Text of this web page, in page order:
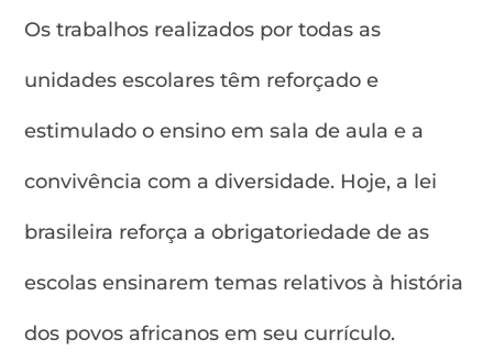
Os trabalhos realizados por todas as
unidades escolares têm reforçado e
estimulado o ensino em sala de aula e a
convivência com a diversidade. Hoje, a lei
brasileira reforça a obrigatoriedade de as
escolas ensinarem temas relativos à história
dos povos africanos em seu currículo.